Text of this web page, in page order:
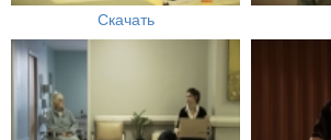
Скачать